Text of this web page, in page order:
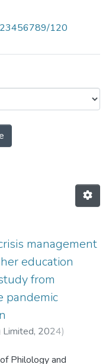
120
management
education
from
pandemic
Limited, 2024)
;Kuzmina, S.;Popova, O.
Philology and